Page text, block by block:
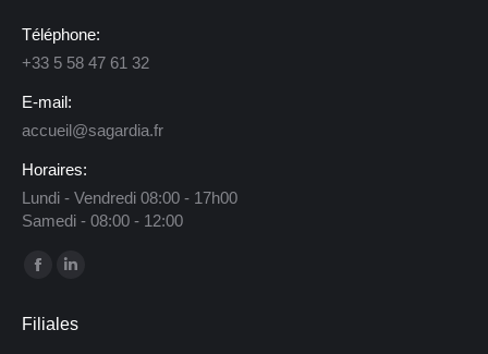
Téléphone:
+33 5 58 47 61 32
E-mail:
accueil@sagardia.fr
Horaires:
Lundi - Vendredi 08:00 - 17h00
Samedi - 08:00 - 12:00
Trouvez nous sur :
La
Facebook
LinkedIn
Filiales